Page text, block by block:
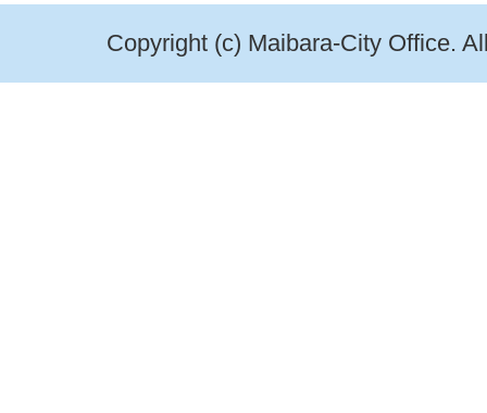
Copyright (c) Maibara-City Office.